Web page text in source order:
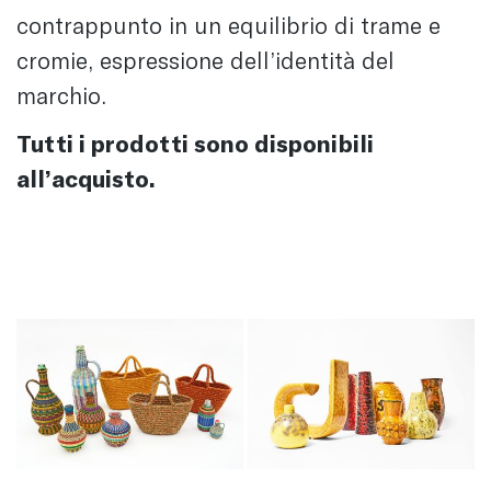
contrappunto in un equilibrio di trame e
cromie, espressione dell’identità del
marchio.
Tutti i prodotti sono disponibili
all’acquisto.